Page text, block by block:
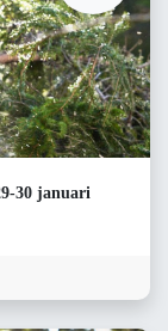
30 januari